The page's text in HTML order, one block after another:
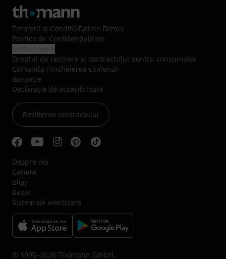
Termeni şi Condiţii/Datele Firmei
Politica de Confidenţialitate
Dreptul de reziliere al contractului pentru consumator
Comanda / incheierea comenzii
Garanție
Declarație de accesibilitate
Rezilierea contractului
Despre noi
Cariere
Blog
Bazar
Sistem de avertizare
© 1996–2026 Thomann GmbH.